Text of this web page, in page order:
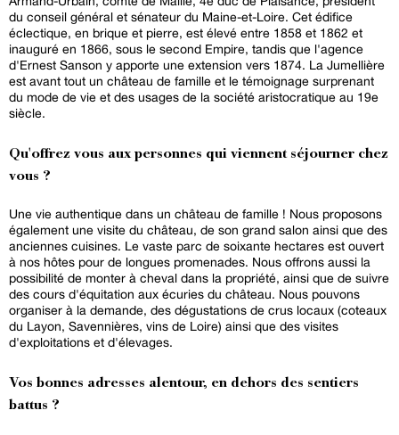
du conseil général et sénateur du Maine-et-Loire. Cet édifice
éclectique, en brique et pierre, est élevé entre 1858 et 1862 et
inauguré en 1866, sous le second Empire, tandis que l'agence
d'Ernest Sanson y apporte une extension vers 1874. La Jumellière
est avant tout un château de famille et le témoignage surprenant
du mode de vie et des usages de la société aristocratique au 19e
siècle.
Qu'offrez vous aux personnes qui viennent séjourner chez
vous ?
Une vie authentique dans un château de famille ! Nous proposons
également une visite du château, de son grand salon ainsi que des
anciennes cuisines. Le vaste parc de soixante hectares est ouvert
à nos hôtes pour de longues promenades. Nous offrons aussi la
possibilité de monter à cheval dans la propriété, ainsi que de suivre
des cours d'équitation aux écuries du château. Nous pouvons
organiser à la demande, des dégustations de crus locaux (coteaux
du Layon, Savennières, vins de Loire) ainsi que des visites
d'exploitations et d'élevages.
Vos bonnes adresses alentour, en dehors des sentiers
battus ?